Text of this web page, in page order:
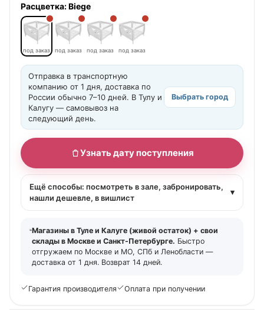
Расцветка:Biege
под заказ под заказ под заказ под заказ
Отправка в транспортную
компанию от 1 дня, доставка по
России обычно 7–10 дней. В Тулу и
Калугу — самовывоз на
следующий день.
Выбрать город
Узнать дату поступления
Ещё способы: посмотреть в зале, забронировать,
нашли дешевле, в вишлист
▾
Магазины в Туле и Калуге (живой остаток) + свои
склады в Москве и Санкт-Петербурге. Быстро
отгружаем по Москве и МО, СПб и Ленобласти —
доставка от 1 дня. Возврат 14 дней.
Гарантия производителя Оплата при получении